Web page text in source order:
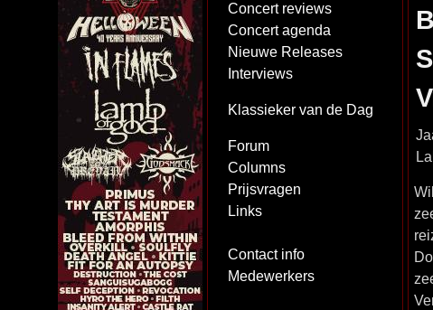
Concert reviews
Concert agenda
Nieuwe Releases
Interviews
Klassieker van de Dag
Forum
Columns
Prijsvragen
Links
Contact info
Medewerkers